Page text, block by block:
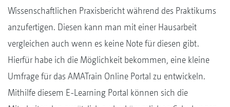
Wissenschaftlichen Praxisbericht während des Praktikums
anzufertigen. Diesen kann man mit einer Hausarbeit
vergleichen auch wenn es keine Note für diesen gibt.
Hierfür habe ich die Möglichkeit bekommen, eine kleine
Umfrage für das AMATrain Online Portal zu entwickeln.
Mithilfe diesem E-Learning Portal können sich die